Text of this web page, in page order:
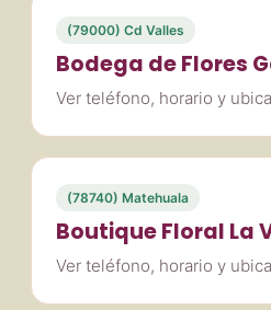
(79000) Cd Valles
Bodega de Flores
Ver teléfono, horario y
(78740) Matehuala
Boutique Floral La
Ver teléfono, horario y